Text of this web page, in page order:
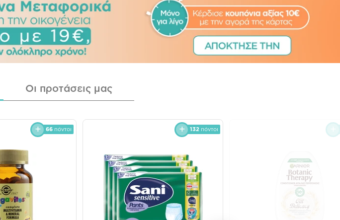
Οι προτάσεις μας
66 πόντοι 132 πόντοι